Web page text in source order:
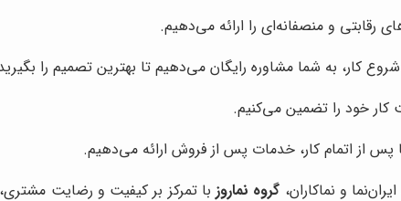
رقابتی و منصفانه‌ای را ارائه می‌دهیم.
شروع کار، به شما مشاوره رایگان می‌دهیم تا بهترین تصمیم را
کار خود را تضمین می‌کنیم.
پس از اتمام کار، خدمات پس از فروش ارائه می‌دهیم.
و نماکاران، گروه نماروز با تمرکز بر کیفیت و رضایت